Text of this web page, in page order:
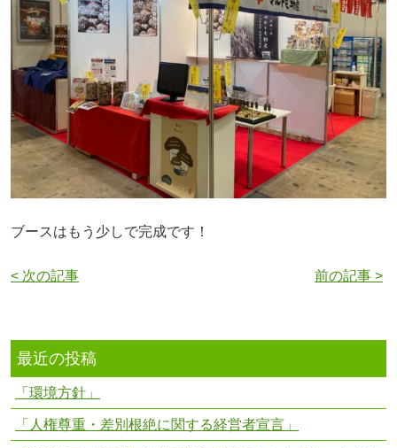
ブースはもう少しで完成です！
< 次の記事 前の記事 >
最近の投稿
「環境方針」
「人権尊重・差別根絶に関する経営者宣言」